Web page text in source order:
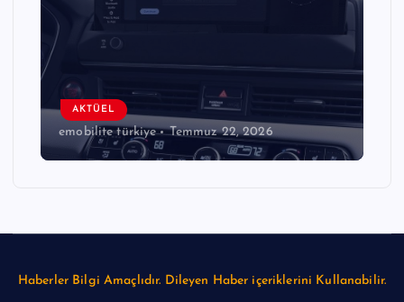
AKTÜEL
emobilite türkiye Temmuz 22, 2026
Haberler Bilgi Amaçlıdır. Dileyen Haber içeriklerini Kullanabilir.